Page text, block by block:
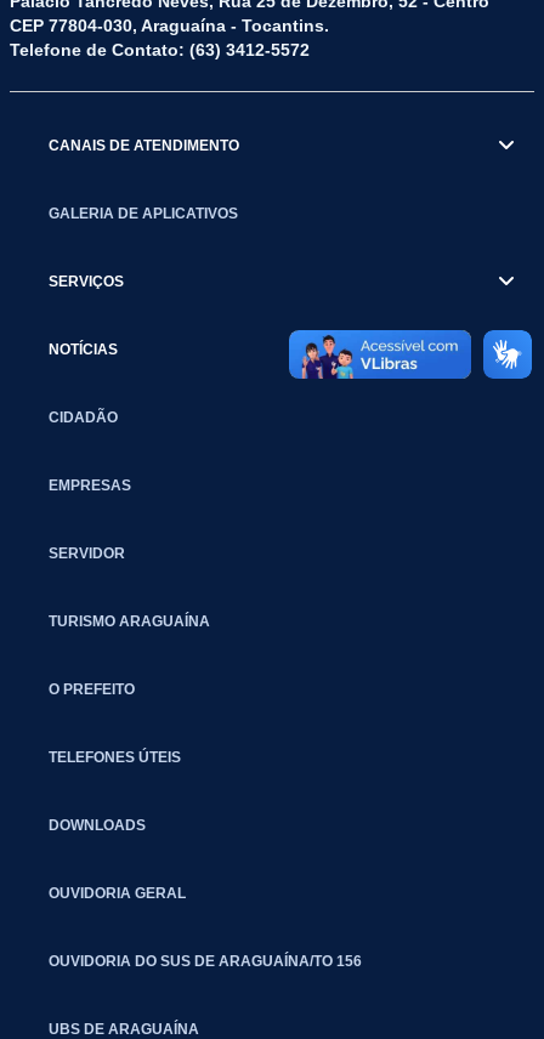
CEP 77804-030, Araguaína - Tocantins.
Telefone de Contato: (63) 3412-5572
CANAIS DE ATENDIMENTO
GALERIA DE APLICATIVOS
SERVIÇOS
NOTÍCIAS
CIDADÃO
EMPRESAS
SERVIDOR
TURISMO ARAGUAÍNA
O PREFEITO
TELEFONES ÚTEIS
DOWNLOADS
OUVIDORIA GERAL
OUVIDORIA DO SUS DE ARAGUAÍNA/TO 156
UBS DE ARAGUAÍNA